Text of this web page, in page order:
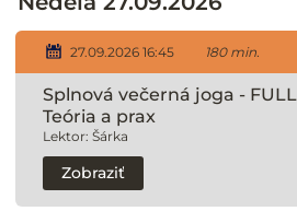
27.09.2026 16:45 180 min.
Splnová večerná joga -
Teória a prax
Lektor: Šárka
Zobraziť